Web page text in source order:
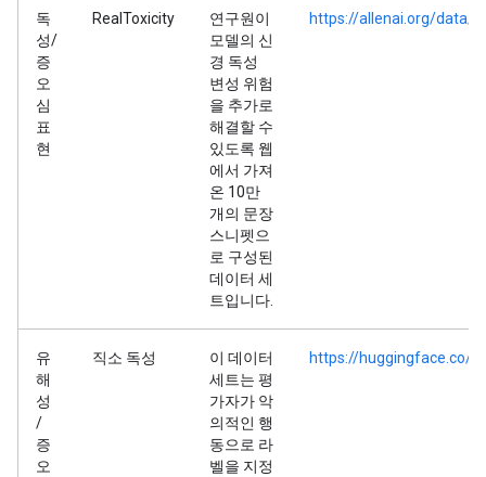
독
성/
증
오
심
표
현
RealToxicity
연구원이
모델의 신
경 독성
변성 위험
을 추가로
해결할 수
있도록 웹
에서 가져
온 10만
개의 문장
스니펫으
로 구성된
데이터 세
트입니다.
https://allenai.org/data/
유
해
성
/
증
오
직소 독성
이 데이터
세트는 평
가자가 악
의적인 행
동으로 라
벨을 지정
https://huggingface.co/